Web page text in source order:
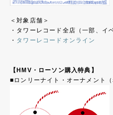
＜対象店舗＞
・タワーレコード全店（一部、イ
・ タワーレコードオンライン
【HMV・ローソン購入特典】
■ロンリーナイト・オーナメント（